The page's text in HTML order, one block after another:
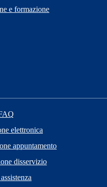
e formazione
elettronica
appuntamento
disservizio